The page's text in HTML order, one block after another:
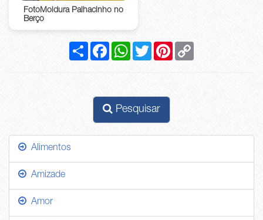
FotoMoldura Palhacinho no
Berço
CompartilharFacebookWhatsApp
Twitter Pinterest
Pesquisar
Alimentos
Amizade
Amor